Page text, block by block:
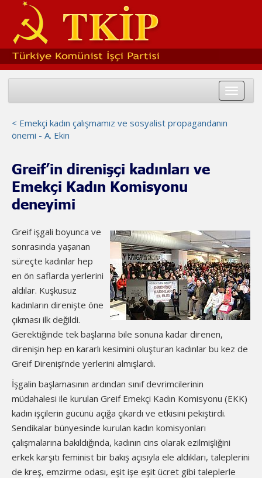
Toggle
< Emekçi kadın çalışmamız ve sosyalist propagandanın
önemi - A. Ekin
Greif’in direnişçi kadınları ve
Emekçi Kadın Komisyonu
deneyimi
Greif işgali boyunca ve
sonrasında yaşanan
süreçte kadınlar hep
en ön saflarda yerlerini
aldılar. Kuşkusuz
kadınların direnişte öne
çıkması ilk değildi.
Gerektiğinde tek başlarına bile sonuna kadar direnen,
direnişin hep en kararlı kesimini oluşturan kadınlar bu kez de
Greif Direnişi’nde yerlerini almışlardı.
İşgalin başlamasının ardından sınıf devrimcilerinin
müdahalesi ile kurulan Greif Emekçi Kadın Komisyonu (EKK)
kadın işçilerin gücünü açığa çıkardı ve etkisini pekiştirdi.
Sendikalar bünyesinde kurulan kadın komisyonları
çalışmalarına bakıldığında, kadının cins olarak ezilmişliğini
erkek karşıtı feminist bir bakış açısıyla ele aldıkları, taleplerini
de kreş, emzirme odası, eşit işe eşit ücret gibi taleplerle